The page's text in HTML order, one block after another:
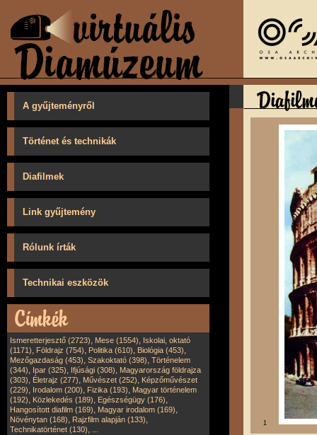
A gyűjteményről
Történet és technikák
Diafilmek
Link gyűjtemény
Rólunk írták
Technikai eszközök
Ismeretterjesztő (2723), Mese (1554), Iskolai, oktató
(1171), Földrajz (754), Politika (610), Biológia (453),
Mezőgazdaság (453), Szakoktató (398), Történelem
(344), Ipar (325), Ifjúsági (308), Magyarország földrajza
(303), Életrajz (277), Művészet (252), Képzőművészet
(229), Irodalom (200), Fizika (193), Magyar történelem
(192), Közlekedés (189), Egészségügy (176),
Hangosított diafilm (169), Magyar irodalom (169),
Növénytan (168), Rajzfilm alapján (133),
Technikatörténet (130),
1